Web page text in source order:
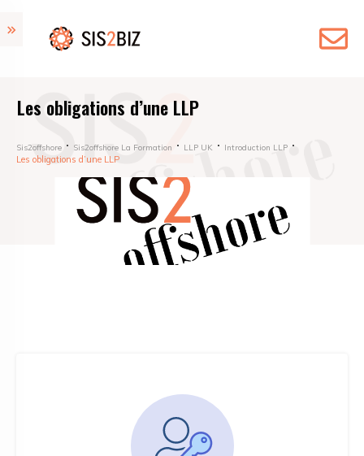
Les obligations d’une LLP
Sis2offshore Sis2offshore La Formation LLP UK Introduction LLP
Les obligations d’une LLP